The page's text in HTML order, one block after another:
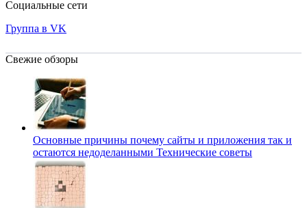
Социальные сети
Группа в VK
Свежие обзоры
Основные причины почему сайты и приложения так и
остаются недоделанными Технические советы